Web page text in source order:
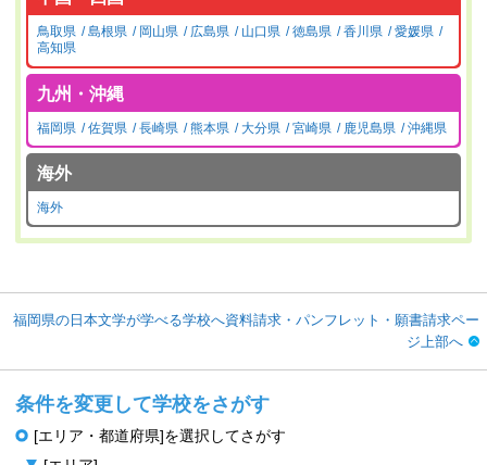
鳥取県 島根県 岡山県 広島県 山口県 徳島県 香川県
愛媛県
高知県
九州・沖縄
福岡県 佐賀県 長崎県 熊本県 大分県 宮崎県 鹿児島県 沖縄県
海外
海外
福岡県の日本文学が学べる学校へ資料請求・パンフレット・願書請求ペー
ジ上部へ
条件を変更して学校をさがす
[エリア・都道府県]を選択してさがす